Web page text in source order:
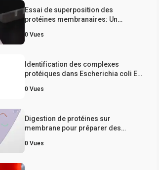
Essai de superposition des
protéines membranaires: Un
entre les protéines solubles et
0 Vues
Identification des complexes
protéiques dans Escherichia coli En
affinité peptide en combinaison avec
0 Vues
Digestion de protéines sur
membrane pour préparer des
pour des études d’interaction
0 Vues